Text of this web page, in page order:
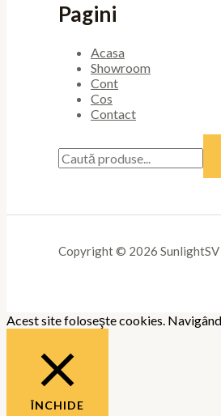
Pagini
Acasa
Showroom
Cont
Cos
Contact
Copyright © 2026 SunlightSV
Acest site foloseşte cookies.
ÎNCHIDE